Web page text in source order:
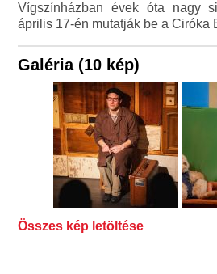
Vígszínházban évek óta nagy
április 17-én mutatják be a Ciróka
Galéria (10 kép)
Összes kép letöltése